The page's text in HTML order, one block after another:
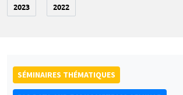
2023 2022
SÉMINAIRES THÉMATIQUES